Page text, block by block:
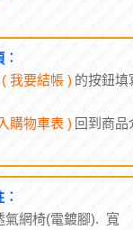
( 我要結帳 ) 的按鈕填
購物車表 ) 回到商品
氣網椅(電鍍腳). 寬